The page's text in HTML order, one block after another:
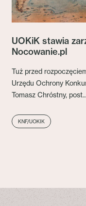
UOKiK stawia
Nocowanie.pl
Tuż przed
Urzędu Ochrony
Tomasz Chróstny,
KNF/UOKIK